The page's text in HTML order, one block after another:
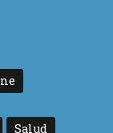
Salud